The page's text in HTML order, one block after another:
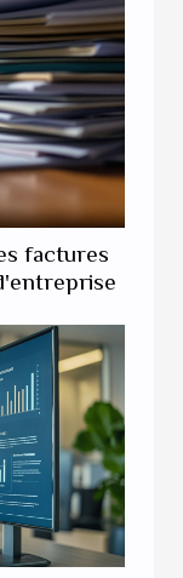
factures